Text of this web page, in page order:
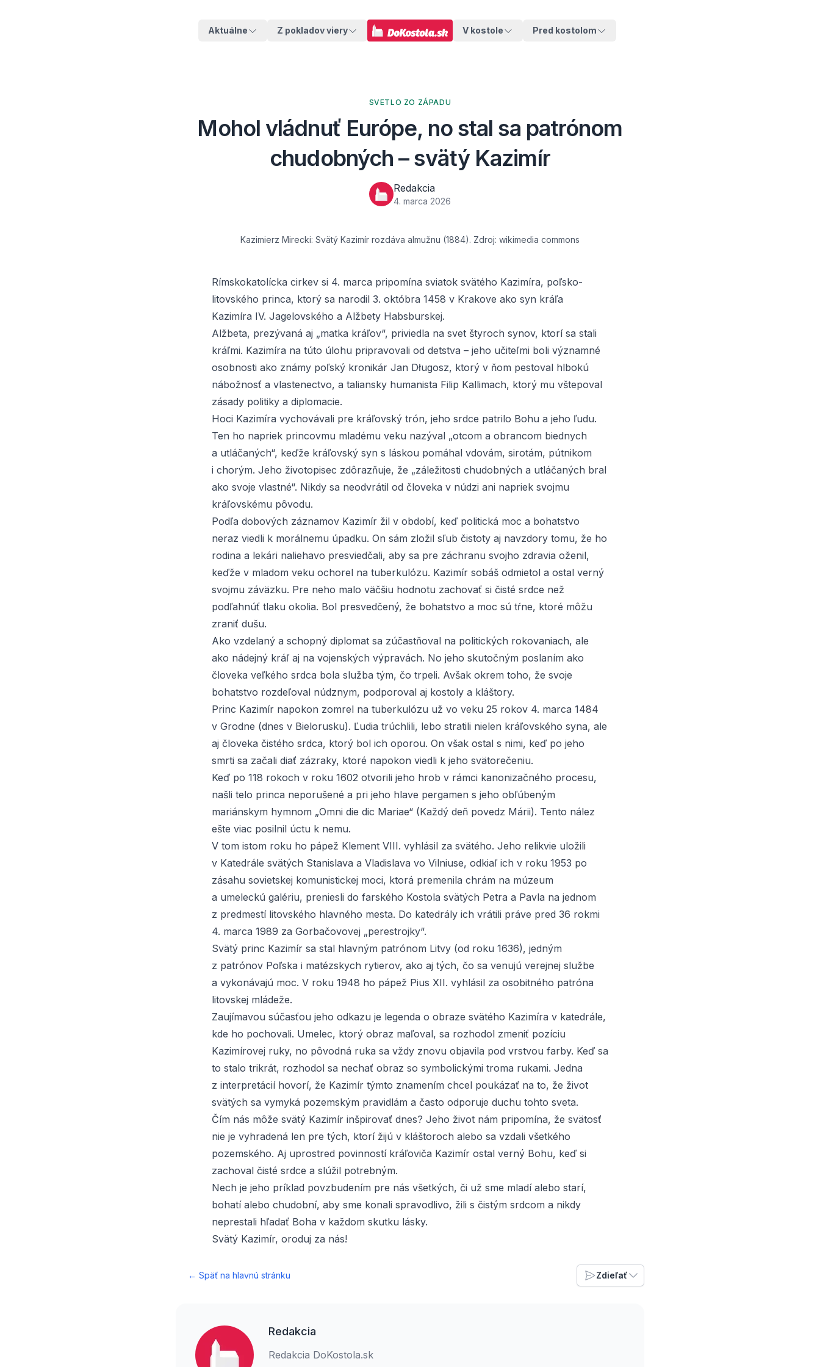
Aktuálne Z pokladov viery V kostole Pred kostolom
SVETLO ZO ZÁPADU
Mohol vládnuť Európe, no stal sa patrónom
chudobných – svätý Kazimír
Redakcia
4. marca 2026
Kazimierz Mirecki: Svätý Kazimír rozdáva almužnu (1884). Zdroj: wikimedia commons
Rímskokatolícka cirkev si 4. marca pripomína sviatok svätého Kazimíra, poľsko-
litovského princa, ktorý sa narodil 3. októbra 1458 v Krakove ako syn kráľa
Kazimíra IV. Jagelovského a Alžbety Habsburskej.
Alžbeta, prezývaná aj „matka kráľov“, priviedla na svet štyroch synov, ktorí sa stali
kráľmi. Kazimíra na túto úlohu pripravovali od detstva – jeho učiteľmi boli významné
osobnosti ako známy poľský kronikár Jan Długosz, ktorý v ňom pestoval hlbokú
nábožnosť a vlastenectvo, a taliansky humanista Filip Kallimach, ktorý mu vštepoval
zásady politiky a diplomacie.
Hoci Kazimíra vychovávali pre kráľovský trón, jeho srdce patrilo Bohu a jeho ľudu.
Ten ho napriek princovmu mladému veku nazýval „otcom a obrancom biednych
a utláčaných“, keďže kráľovský syn s láskou pomáhal vdovám, sirotám, pútnikom
i chorým. Jeho životopisec zdôrazňuje, že „záležitosti chudobných a utláčaných bral
ako svoje vlastné“. Nikdy sa neodvrátil od človeka v núdzi ani napriek svojmu
kráľovskému pôvodu.
Podľa dobových záznamov Kazimír žil v období, keď politická moc a bohatstvo
neraz viedli k morálnemu úpadku. On sám zložil sľub čistoty aj navzdory tomu, že ho
rodina a lekári naliehavo presviedčali, aby sa pre záchranu svojho zdravia oženil,
keďže v mladom veku ochorel na tuberkulózu. Kazimír sobáš odmietol a ostal verný
svojmu záväzku. Pre neho malo väčšiu hodnotu zachovať si čisté srdce než
podľahnúť tlaku okolia. Bol presvedčený, že bohatstvo a moc sú tŕne, ktoré môžu
zraniť dušu.
Ako vzdelaný a schopný diplomat sa zúčastňoval na politických rokovaniach, ale
ako nádejný kráľ aj na vojenských výpravách. No jeho skutočným poslaním ako
človeka veľkého srdca bola služba tým, čo trpeli. Avšak okrem toho, že svoje
bohatstvo rozdeľoval núdznym, podporoval aj kostoly a kláštory.
Princ Kazimír napokon zomrel na tuberkulózu už vo veku 25 rokov 4. marca 1484
v Grodne (dnes v Bielorusku). Ľudia trúchlili, lebo stratili nielen kráľovského syna, ale
aj človeka čistého srdca, ktorý bol ich oporou. On však ostal s nimi, keď po jeho
smrti sa začali diať zázraky, ktoré napokon viedli k jeho svätorečeniu.
Keď po 118 rokoch v roku 1602 otvorili jeho hrob v rámci kanonizačného procesu,
našli telo princa neporušené a pri jeho hlave pergamen s jeho obľúbeným
mariánskym hymnom „Omni die dic Mariae“ (Každý deň povedz Márii). Tento nález
ešte viac posilnil úctu k nemu.
V tom istom roku ho pápež Klement VIII. vyhlásil za svätého. Jeho relikvie uložili
v Katedrále svätých Stanislava a Vladislava vo Vilniuse, odkiaľ ich v roku 1953 po
zásahu sovietskej komunistickej moci, ktorá premenila chrám na múzeum
a umeleckú galériu, preniesli do farského Kostola svätých Petra a Pavla na jednom
z predmestí litovského hlavného mesta. Do katedrály ich vrátili práve pred 36 rokmi
4. marca 1989 za Gorbačovovej „perestrojky“.
Svätý princ Kazimír sa stal hlavným patrónom Litvy (od roku 1636), jedným
z patrónov Poľska i matézskych rytierov, ako aj tých, čo sa venujú verejnej službe
a vykonávajú moc. V roku 1948 ho pápež Pius XII. vyhlásil za osobitného patróna
litovskej mládeže.
Zaujímavou súčasťou jeho odkazu je legenda o obraze svätého Kazimíra v katedrále,
kde ho pochovali. Umelec, ktorý obraz maľoval, sa rozhodol zmeniť pozíciu
Kazimírovej ruky, no pôvodná ruka sa vždy znovu objavila pod vrstvou farby. Keď sa
to stalo trikrát, rozhodol sa nechať obraz so symbolickými troma rukami. Jedna
z interpretácií hovorí, že Kazimír týmto znamením chcel poukázať na to, že život
svätých sa vymyká pozemským pravidlám a často odporuje duchu tohto sveta.
Čím nás môže svätý Kazimír inšpirovať dnes? Jeho život nám pripomína, že svätosť
nie je vyhradená len pre tých, ktorí žijú v kláštoroch alebo sa vzdali všetkého
pozemského. Aj uprostred povinností kráľoviča Kazimír ostal verný Bohu, keď si
zachoval čisté srdce a slúžil potrebným.
Nech je jeho príklad povzbudením pre nás všetkých, či už sme mladí alebo starí,
bohatí alebo chudobní, aby sme konali spravodlivo, žili s čistým srdcom a nikdy
neprestali hľadať Boha v každom skutku lásky.
Svätý Kazimír, oroduj za nás!
← Späť na hlavnú stránku Zdieľať
Redakcia
Redakcia DoKostola.sk